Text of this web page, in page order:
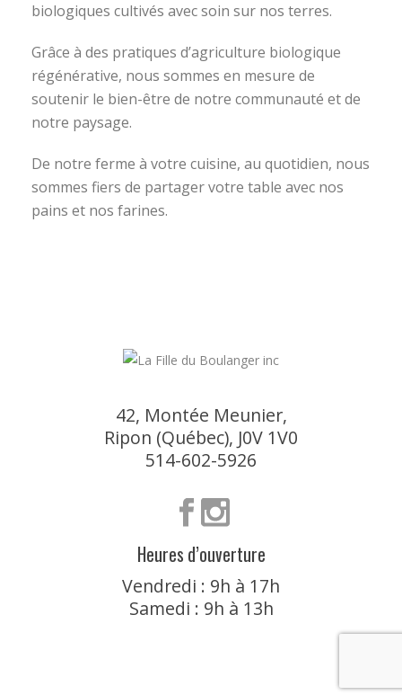
biologiques cultivés avec soin sur nos terres.
Grâce à des pratiques d’agriculture biologique
régénérative, nous sommes en mesure de
soutenir le bien-être de notre communauté et de
notre paysage.
De notre ferme à votre cuisine, au quotidien, nous
sommes fiers de partager votre table avec nos
pains et nos farines.
42, Montée Meunier,
Ripon (Québec), J0V 1V0
514-602-5926
Heures d’ouverture
Vendredi : 9h à 17h
Samedi : 9h à 13h